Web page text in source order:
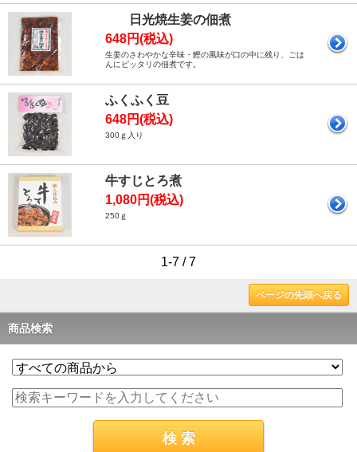
日光焼生姜の佃煮
648円(税込)
生姜のさわやかな辛味・鰹の風味が口の中に残り、ごは
んにピッタリの佃煮です。
ふくふく豆
648円(税込)
300ｇ入り
牛すじとろ煮
1,080円(税込)
250ｇ
1-7 / 7
ページの先頭へ戻る
商品検索